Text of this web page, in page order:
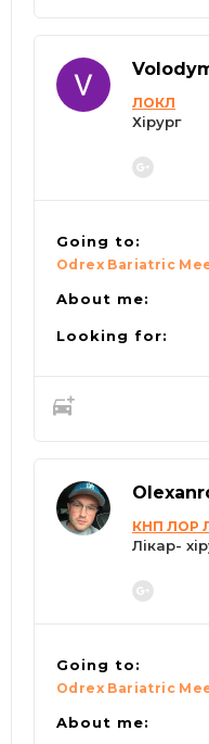
ЛОКЛ
Хірург
Going to:
Odrex Bariatric
About me:
Looking for:
КНП ЛОР
Лікар-
Going to:
Odrex Bariatric
About me: